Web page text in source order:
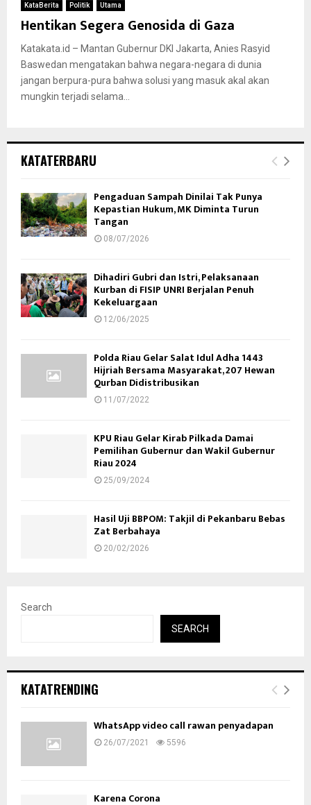
KataBerita Politik Utama
Hentikan Segera Genosida di Gaza
Katakata.id – Mantan Gubernur DKI Jakarta, Anies Rasyid
Baswedan mengatakan bahwa negara-negara di dunia
jangan berpura-pura bahwa solusi yang masuk akal akan
mungkin terjadi selama...
KATATERBARU
Pengaduan Sampah Dinilai Tak Punya
Kepastian Hukum, MK Diminta Turun
Tangan
08/07/2026
Dihadiri Gubri dan Istri, Pelaksanaan
Kurban di FISIP UNRI Berjalan Penuh
Kekeluargaan
12/06/2025
Polda Riau Gelar Salat Idul Adha 1443
Hijriah Bersama Masyarakat, 207 Hewan
Qurban Didistribusikan
11/07/2022
KPU Riau Gelar Kirab Pilkada Damai
Pemilihan Gubernur dan Wakil Gubernur
Riau 2024
25/09/2024
Hasil Uji BBPOM: Takjil di Pekanbaru Bebas
Zat Berbahaya
20/02/2026
Search
SEARCH
KATATRENDING
WhatsApp video call rawan penyadapan
26/07/2021 5596
Karena Corona